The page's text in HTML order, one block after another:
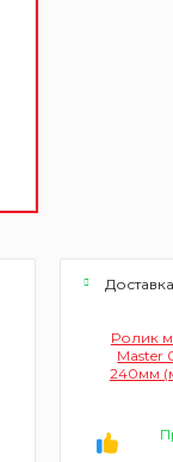
Ролик
Master
240мм